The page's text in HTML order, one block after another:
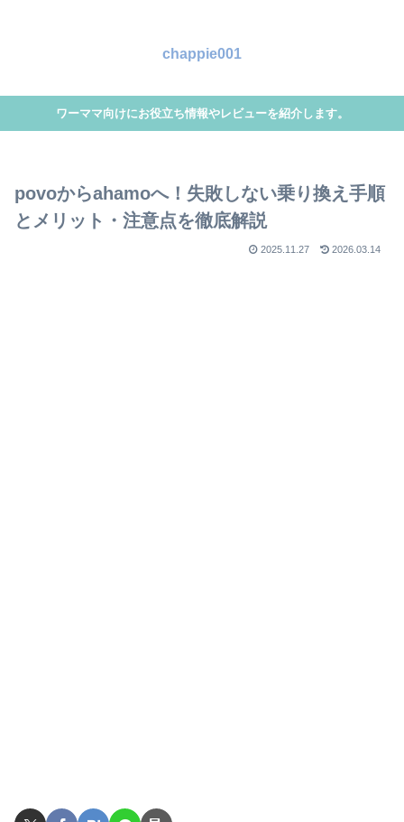
chappie001
ワーママ向けにお役立ち情報やレビューを紹介します。
povoからahamoへ！失敗しない乗り換え手順
とメリット・注意点を徹底解説
2025.11.27 2026.03.14